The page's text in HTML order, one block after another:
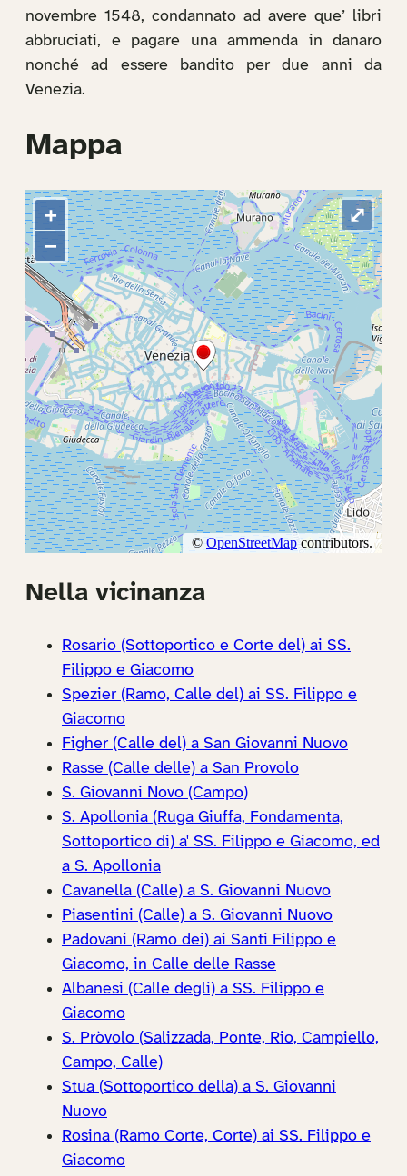
novembre 1548, condannato ad avere que’ libri
abbruciati, e pagare una ammenda in danaro
nonché ad essere bandito per due anni da
Venezia.
Mappa
Nella vicinanza
Rosario (Sottoportico e Corte del) ai SS.
Filippo e Giacomo
Spezier (Ramo, Calle del) ai SS. Filippo e
Giacomo
Figher (Calle del) a San Giovanni Nuovo
Rasse (Calle delle) a San Provolo
S. Giovanni Novo (Campo)
S. Apollonia (Ruga Giuffa, Fondamenta,
Sottoportico di) a' SS. Filippo e Giacomo, ed
a S. Apollonia
Cavanella (Calle) a S. Giovanni Nuovo
Piasentini (Calle) a S. Giovanni Nuovo
Padovani (Ramo dei) ai Santi Filippo e
Giacomo, in Calle delle Rasse
Albanesi (Calle degli) a SS. Filippo e
Giacomo
S. Pròvolo (Salizzada, Ponte, Rio, Campiello,
Campo, Calle)
Stua (Sottoportico della) a S. Giovanni
Nuovo
Rosina (Ramo Corte, Corte) ai SS. Filippo e
Giacomo